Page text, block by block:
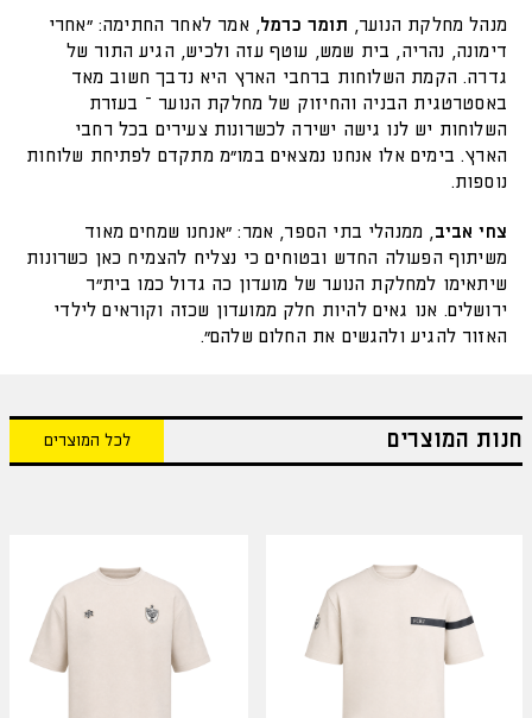
מנהל מחלקת הנוער, תומר כרמל, אמר לאחר החתימה: "אחרי
דימונה, נהריה, בית שמש, עוטף עזה ולכיש, הגיע התור של
גדרה. הקמת השלוחות ברחבי הארץ היא נדבך חשוב מאד
באסטרטגית הבניה והחיזוק של מחלקת הנוער – בעזרת
השלוחות יש לנו גישה ישירה לכשרונות צעירים בכל רחבי
הארץ. בימים אלו אנחנו נמצאים במו״מ מתקדם לפתיחת שלוחות
נוספות.
צחי אביב, ממנהלי בתי הספר, אמר: "אנחנו שמחים מאוד
משיתוף הפעולה החדש ובטוחים כי נצליח להצמיח כאן כשרונות
שיתאימו למחלקת הנוער של מועדון כה גדול כמו בית"ר
ירושלים. אנו גאים להיות חלק ממועדון שכזה וקוראים לילדי
האזור להגיע ולהגשים את החלום שלהם".
חנות המוצרים לכל המוצרים